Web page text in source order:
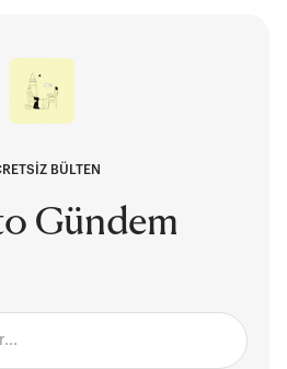
BÜLTEN
Gündem